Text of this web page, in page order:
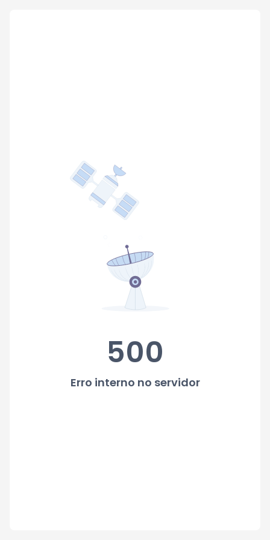
500
Erro interno no servidor